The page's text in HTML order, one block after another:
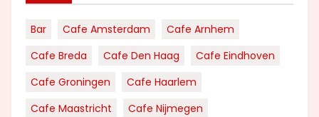
Bar Cafe Amsterdam
Cafe Arnhem
Cafe Breda
Cafe Den Haag
Cafe Eindhoven
Cafe Groningen
Cafe Haarlem
Cafe Maastricht
Cafe Nijmegen